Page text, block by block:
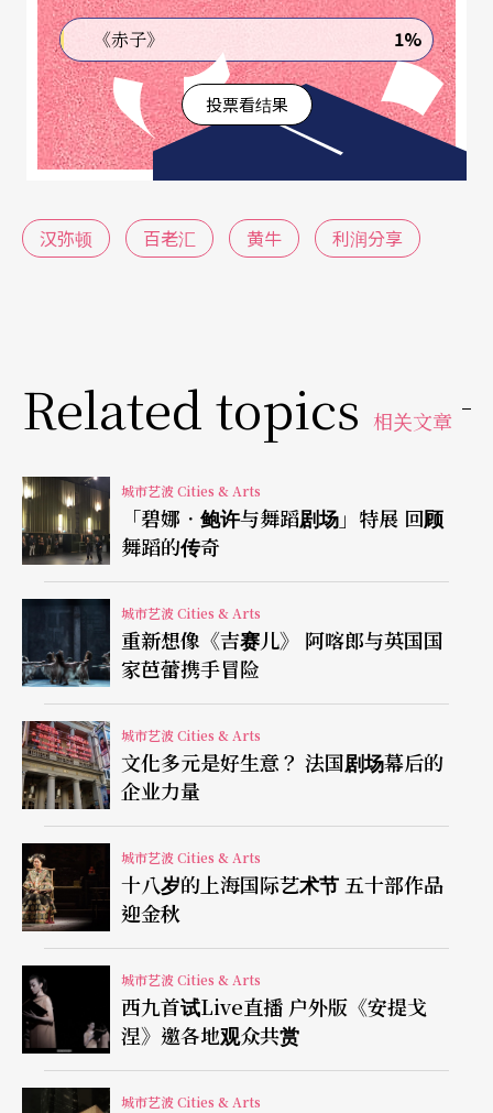
的观众是怎么样也买不到。这个问题存在已久，热
门演唱会和运动赛事的观众都对之恨入骨，黄牛票
也不是现在才看上百老汇，十五年前《金牌制作
人》开始推出所谓「特等票」，保留最好的座位给
愿意出高价的观众。制作人对特等票的解释是以戏
进价愈高，转手价也愈高。《汉弥顿》的特等票价
纽约州虽然有法律处罚黄牛以bot购票，但只是罚
款，成效不彰。而且买卖都在网上，要取缔困难重
重。《纽约时报》估计米兰达退出前的一百场演
出，黄牛赚了至少一千五百万元，区区几百元的罚
金当然不在乎。米兰达最近开始呼吁制定更严格的
法令来管制，与纽约联邦参议员Chuck Schumer联
手，宣布推动一项反bot法，提高罚金，甚至判刑。
观众当然是期待「汉弥顿效应」能让法案早日通
过。
票房太火红 演员可分红
《汉弥顿》对百老汇的另一个影响，是其演员争取
到的利润分享。制作人与约廿位演员和舞者在四月
达成协议，未来所有《汉弥顿》演出（包括纽约原
版及国内外巡演）利润都可以抽成。这些演员舞
者，都是在戏从纸上到百老汇上的两年过程里一直
参与的。
《赤子》 1%
投票看结果
汉弥顿 百老汇 黄牛 利润分享
Related topics 相关文章
城市艺波 Cities & Arts
「碧娜．鲍许与舞蹈剧场」特展 回顾
舞蹈的传奇
城市艺波 Cities & Arts
重新想像《吉赛儿》 阿喀郎与英国国
家芭蕾携手冒险
城市艺波 Cities & Arts
文化多元是好生意？ 法国剧场幕后的
企业力量
城市艺波 Cities & Arts
十八岁的上海国际艺术节 五十部作品
迎金秋
城市艺波 Cities & Arts
西九首试Live直播 户外版《安提戈
涅》邀各地观众共赏
城市艺波 Cities & Arts